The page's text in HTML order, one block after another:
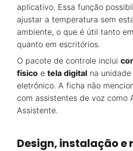
aplicativo. Essa função
ajustar a temperatura sem
ambiente, o que é útil tanto
quanto em escritórios.
O pacote de controle inclui
físico e tela digital na
eletrônico. A ficha não
com assistentes de voz como
Assistente.
Design, instalação e